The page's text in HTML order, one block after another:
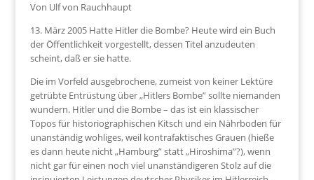
Von Ulf von Rauchhaupt
13. März 2005 Hatte Hitler die Bombe? Heute wird ein Buch
der Öffentlichkeit vorgestellt, dessen Titel anzudeuten
scheint, daß er sie hatte.
Die im Vorfeld ausgebrochene, zumeist von keiner Lektüre
getrübte Entrüstung über „Hitlers Bombe” sollte niemanden
wundern. Hitler und die Bombe – das ist ein klassischer
Topos für historiographischen Kitsch und ein Nährboden für
unanständig wohliges, weil kontrafaktisches Grauen (hieße
es dann heute nicht „Hamburg” statt „Hiroshima”?), wenn
nicht gar für einen noch viel unanständigeren Stolz auf die